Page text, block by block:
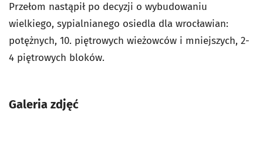
Przełom nastąpił po decyzji o wybudowaniu
wielkiego, sypialnianego osiedla dla wrocławian:
potężnych, 10. piętrowych wieżowców i mniejszych, 2-
4 piętrowych bloków.
Galeria zdjęć